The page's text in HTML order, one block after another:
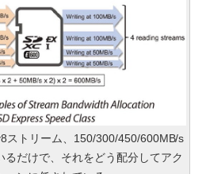
8ストリーム、150/300/450/600MB/s
るだけで、それをどう配分してアク